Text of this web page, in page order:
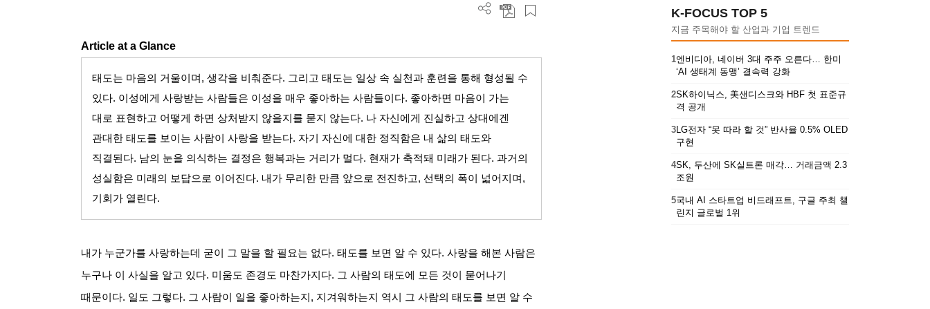
Article at a Glance
태도는 마음의 거울이며, 생각을 비춰준다. 그리고 태도는 일상 속 실천과 훈련을 통해 형성될 수
있다. 이성에게 사랑받는 사람들은 이성을 매우 좋아하는 사람들이다. 좋아하면 마음이 가는
대로 표현하고 어떻게 하면 상처받지 않을지를 묻지 않는다. 나 자신에게 진실하고 상대에겐
관대한 태도를 보이는 사람이 사랑을 받는다. 자기 자신에 대한 정직함은 내 삶의 태도와
직결된다. 남의 눈을 의식하는 결정은 행복과는 거리가 멀다. 현재가 축적돼 미래가 된다. 과거의
성실함은 미래의 보답으로 이어진다. 내가 무리한 만큼 앞으로 전진하고, 선택의 폭이 넓어지며,
기회가 열린다.
내가 누군가를 사랑하는데 굳이 그 말을 할 필요는 없다. 태도를 보면 알 수 있다. 사랑을 해본 사람은
누구나 이 사실을 알고 있다. 미움도 존경도 마찬가지다. 그 사람의 태도에 모든 것이 묻어나기
때문이다. 일도 그렇다. 그 사람이 일을 좋아하는지, 지겨워하는지 역시 그 사람의 태도를 보면 알 수
K-FOCUS TOP 5
지금 주목해야 할 산업과 기업 트렌드
1엔비디아, 네이버 3대 주주 오른다… 한미
‘AI 생태계 동맹’ 결속력 강화
2SK하이닉스, 美샌디스크와 HBF 첫 표준규
격 공개
3LG전자 “못 따라 할 것” 반사율 0.5% OLED
구현
4SK, 두산에 SK실트론 매각… 거래금액 2.3
조원
5국내 AI 스타트업 비드래프트, 구글 주최 챌
린지 글로벌 1위